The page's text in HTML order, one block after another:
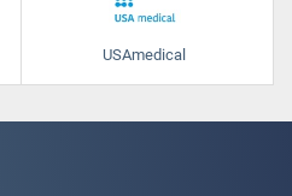
USAmedical